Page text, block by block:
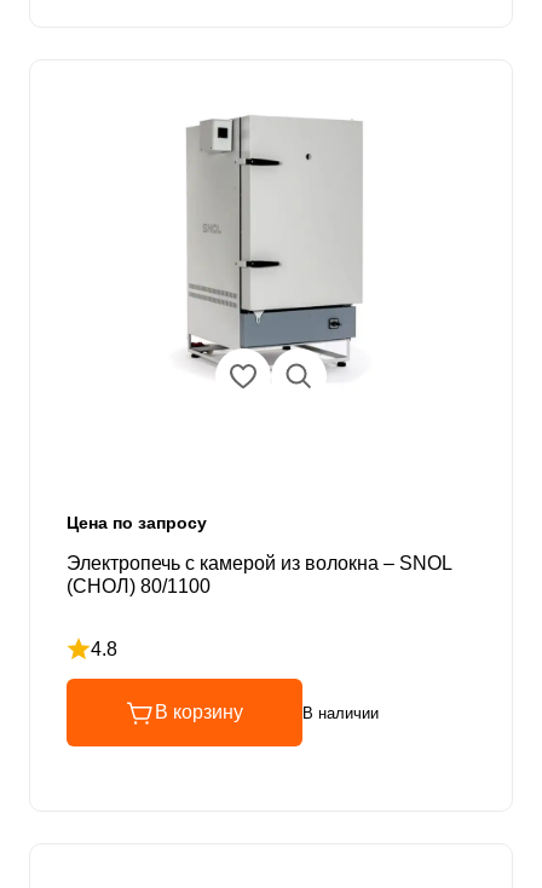
Цена по запросу
Электропечь с камерой из волокна – SNOL
(СНОЛ) 80/1100
4.8
Рейтинг 4.8 из 5
В корзину В наличии